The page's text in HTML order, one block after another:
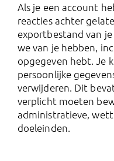
Als je een account
reacties achter
exportbestand van
we van je hebben,
opgegeven hebt. Je
persoonlijke
verwijderen. Dit
verplicht moeten
administratieve,
doeleinden.